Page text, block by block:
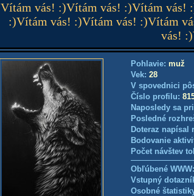
Vítám vás! :)Vítám vás! :)Vítám vás!
:)Vítám vás! :)Vítám vás! :)Vítám
vás!
Pohlavie: muž
Vek: 28
V spovednici
Číslo profilu:
Naposledy sa
Posledné
Doteraz napísal
Bodovanie
Počet návštev
Obľúbené WWW:
Vstupný
Osobné